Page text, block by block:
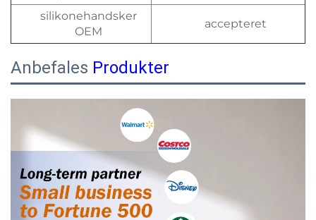
silikonehandsker
OEM
accepteret
Anbefales Produkter